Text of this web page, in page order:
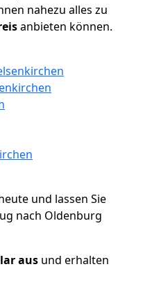
nahezu alles zu
anbieten können.
und lassen Sie
nach Oldenburg
aus und erhalten